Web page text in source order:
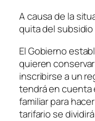
A causa de la
quita del subsidio
El Gobierno
quieren
inscribirse a un
tendrá en cuenta
familiar para
tarifario se